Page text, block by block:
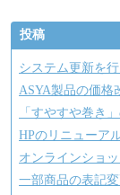
ビ
ゲ
ー
ョ
ン
投稿
システム更新を
ASYA製品の価格
「すやすや巻き
HPのリニューア
オンラインショ
一部商品の表記